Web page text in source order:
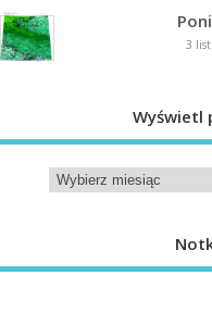
3
Wyświetl